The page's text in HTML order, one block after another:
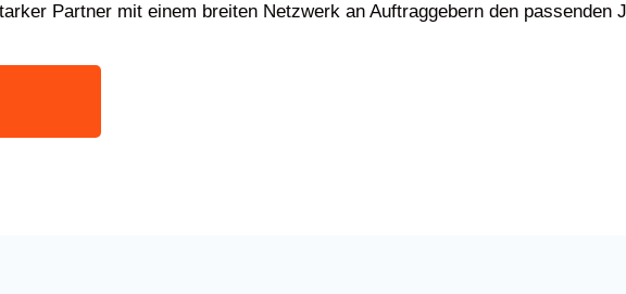
Partner mit einem breiten Netzwerk an Auftraggebern den passenden